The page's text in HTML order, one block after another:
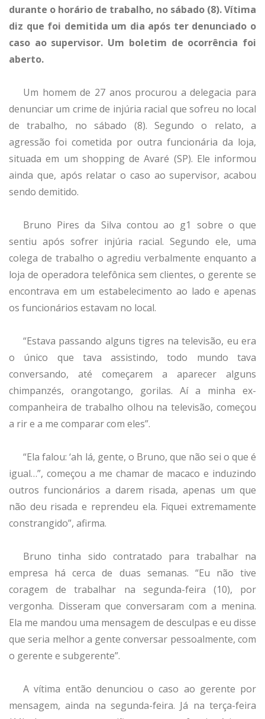
durante o horário de trabalho, no sábado (8). Vítima
diz que foi demitida um dia após ter denunciado o
caso ao supervisor. Um boletim de ocorrência foi
aberto.
Um homem de 27 anos procurou a delegacia para
denunciar um crime de injúria racial que sofreu no local
de trabalho, no sábado (8). Segundo o relato, a
agressão foi cometida por outra funcionária da loja,
situada em um shopping de Avaré (SP). Ele informou
ainda que, após relatar o caso ao supervisor, acabou
sendo demitido.
Bruno Pires da Silva contou ao g1 sobre o que
sentiu após sofrer injúria racial. Segundo ele, uma
colega de trabalho o agrediu verbalmente enquanto a
loja de operadora telefônica sem clientes, o gerente se
encontrava em um estabelecimento ao lado e apenas
os funcionários estavam no local.
“Estava passando alguns tigres na televisão, eu era
o único que tava assistindo, todo mundo tava
conversando, até começarem a aparecer alguns
chimpanzés, orangotango, gorilas. Aí a minha ex-
companheira de trabalho olhou na televisão, começou
a rir e a me comparar com eles”.
“Ela falou: ‘ah lá, gente, o Bruno, que não sei o que é
igual…”, começou a me chamar de macaco e induzindo
outros funcionários a darem risada, apenas um que
não deu risada e reprendeu ela. Fiquei extremamente
constrangido”, afirma.
Bruno tinha sido contratado para trabalhar na
empresa há cerca de duas semanas. “Eu não tive
coragem de trabalhar na segunda-feira (10), por
vergonha. Disseram que conversaram com a menina.
Ela me mandou uma mensagem de desculpas e eu disse
que seria melhor a gente conversar pessoalmente, com
o gerente e subgerente”.
A vítima então denunciou o caso ao gerente por
mensagem, ainda na segunda-feira. Já na terça-feira